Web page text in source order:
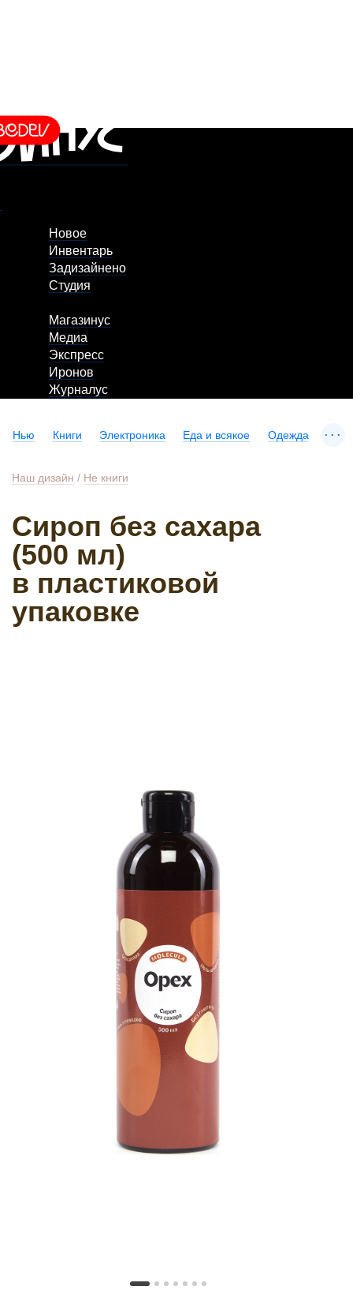
Новое
Инвентарь
Задизайнено
Студия
Магазинус
Медиа
Экспресс
Иронов
Журналус
Нью Книги Электроника Еда и всякое Одежда ...
Наш дизайн / Не книги
Сироп без сахара
(500 мл)
в пластиковой
упаковке